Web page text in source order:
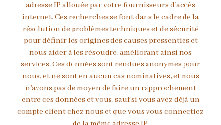
adresse IP allouée par votre fournisseurs d’accès
internet. Ces recherches se font dans le cadre de la
résolution de problèmes techniques et de sécurité
pour définir les origines des causes pressenties et
nous aider à les résoudre, améliorant ainsi nos
services. Ces données sont rendues anonymes pour
nous, et ne sont en aucun cas nominatives, et nous
n’avons pas de moyen de faire un rapprochement
entre ces données et vous, sauf si vous avez déjà un
compte client chez nous et que vous vous connectiez